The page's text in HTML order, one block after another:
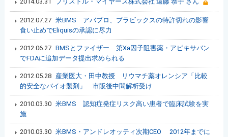
2012.07.27 米BMS アバプロ、プラビックスの特許切れの影響
食い止めでEliquisの承認に尽力
2012.06.27 BMSとファイザー 第Ⅹa因子阻害薬・アピキサバン
でFDAに追加データ提出求められる
2012.05.28
産業医大・田中教授 リウマチ薬オレンシア「比較
的安全なバイオ製剤」 市販後中間解析受け
2010.03.30 米BMS 認知症発症リスク高い患者で臨床試験を実
施
2010.03.30 米BMS・アンドレオッティ次期CEO 2012年までに